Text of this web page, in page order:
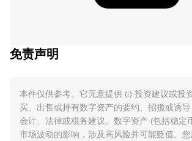
免责声明
本件仅供参考。它无意提供 (i) 投资建议或投
买、出售或持有数字资产的要约、招揽或诱导
会计、法律或税务建议。数字资产 (包括稳定
市场波动的影响，涉及高风险并可能贬值。